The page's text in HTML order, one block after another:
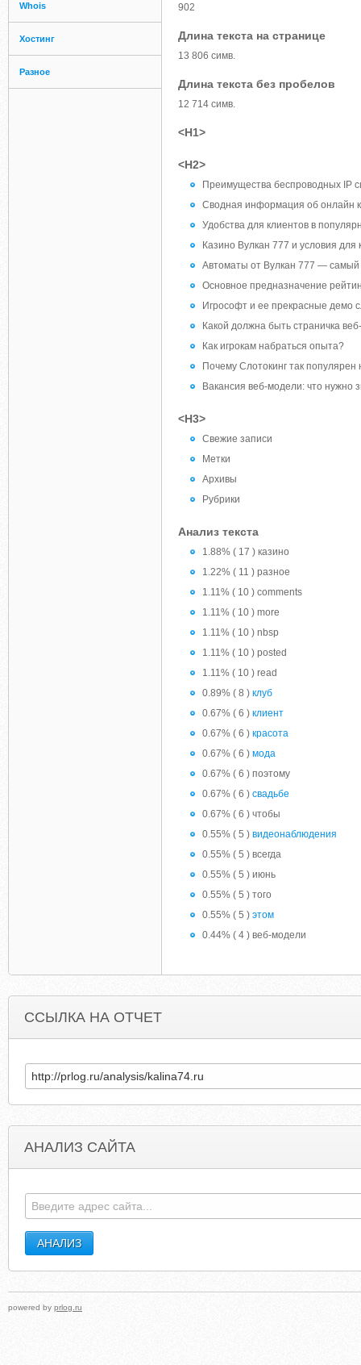
Whois
Хостинг
Разное
902
Длина текста на странице
13 806 симв.
Длина текста без пробелов
12 714 симв.
<H1>
<H2>
Преимущества беспроводных IP
Сводная информация об онлайн
Удобства для клиентов в
Казино Вулкан 777 и условия для
Автоматы от Вулкан 777 — самый
Основное предназначение
Игрософт и ее прекрасные демо
Какой должна быть страничка
Как игрокам набраться опыта?
Почему Слотокинг так популярен
Вакансия веб-модели: что нужно
<H3>
Свежие записи
Метки
Архивы
Рубрики
Анализ текста
1.88% ( 17 ) казино
1.22% ( 11 ) разное
1.11% ( 10 ) comments
1.11% ( 10 ) more
1.11% ( 10 ) nbsp
1.11% ( 10 ) posted
1.11% ( 10 ) read
0.89% ( 8 ) клуб
0.67% ( 6 ) клиент
0.67% ( 6 ) красота
0.67% ( 6 ) мода
0.67% ( 6 ) поэтому
0.67% ( 6 ) свадьбе
0.67% ( 6 ) чтобы
0.55% ( 5 ) видеонаблюдения
0.55% ( 5 ) всегда
0.55% ( 5 ) июнь
0.55% ( 5 ) того
0.55% ( 5 ) этом
0.44% ( 4 ) веб-модели
ССЫЛКА НА ОТЧЕТ
АНАЛИЗ САЙТА
powered by prlog.ru